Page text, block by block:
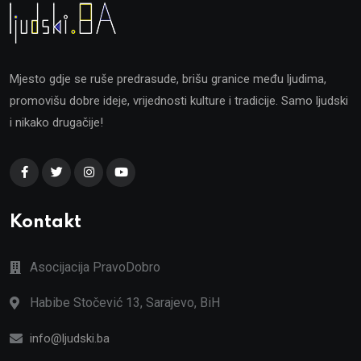
Mjesto gdje se ruše predrasude, brišu granice među ljudima,
promovišu dobre ideje, vrijednosti kulture i tradicije. Samo ljudski
i nikako drugačije!
Kontakt
Asocijacija PravoDobro
Habibe Stočević 13, Sarajevo, BiH
info@ljudski.ba